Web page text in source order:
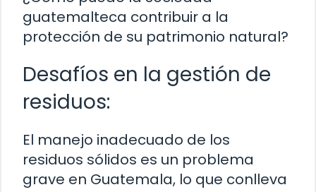
guatemalteca contribuir a la
protección de su patrimonio natural?
Desafíos en la gestión de
residuos:
El manejo inadecuado de los
residuos sólidos es un problema
grave en Guatemala, lo que conlleva